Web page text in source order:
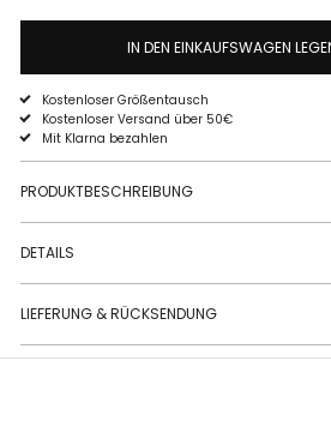
IN DEN EINKAUFSWAGEN
Kostenloser Größentausch
Kostenloser Versand über 50€
Mit Klarna bezahlen
PRODUKTBESCHREIBUNG
DETAILS
LIEFERUNG & RÜCKSENDUNG